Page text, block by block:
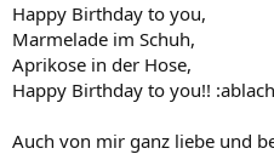
Happy Birthday to you,
Marmelade im Schuh,
Aprikose in der Hose,
Happy Birthday to you!!
Auch von mir ganz liebe und